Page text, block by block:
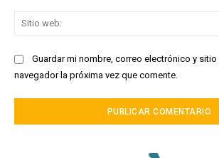
Guardar mi nombre, correo electrónico y
navegador la próxima vez que comente.